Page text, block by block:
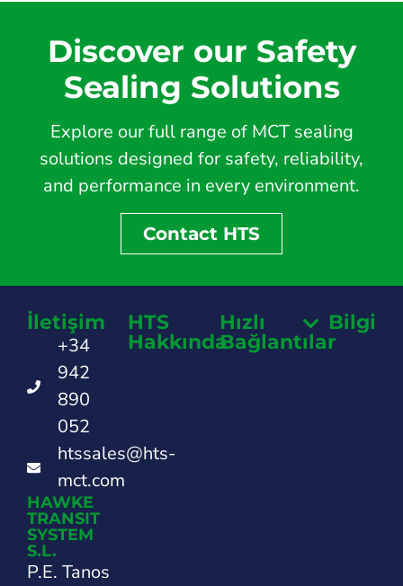
Discover our Safety
Sealing Solutions
Explore our full range of MCT sealing
solutions designed for safety, reliability,
and performance in every environment.
Contact HTS
İletişim
+34
942
890
052
htssales@hts-
mct.com
HAWKE
TRANSIT
SYSTEM
S.L.
P.E. Tanos
HTS
Hakkında
Hızlı
Bağlantılar
Bilgi